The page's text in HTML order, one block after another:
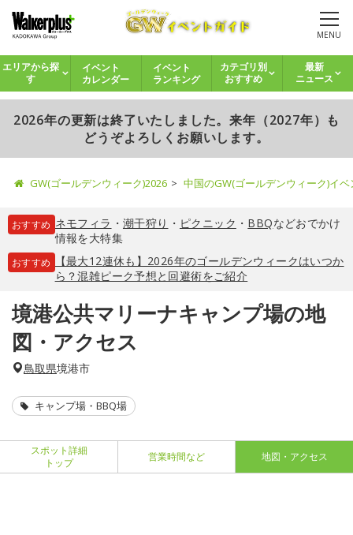
MENU
エリアから探
す
イベント
カレンダー
イベント
ランキング
カテゴリ別
おすすめ
最新
ニュース
2026年の更新は終了いたしました。来年（2027年）も
どうぞよろしくお願いします。
GW(ゴールデンウィーク)2026 中国のGW(ゴールデンウィーク)イ
おすすめ ネモフィラ ・ 潮干狩り ・ ピクニック ・ BBQなどおでかけ
情報を大特集
おすすめ
【最大12連休も】2026年のゴールデンウィークはいつか
ら？混雑ピーク予想と回避術をご紹介
境港公共マリーナキャンプ場の地
図・アクセス
鳥取県境港市
キャンプ場・BBQ場
スポット詳細
トップ
営業時間など 地図・アクセス